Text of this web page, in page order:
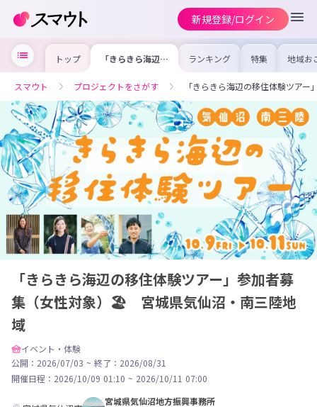
新規登録/ログイン
トップ 「きらきら海辺の
移住体験ツアー」
対象）🏖️ 宮城
県気仙沼・南三陸
地域
ランキング 特集 地域お
の求
を集め
事内容
を比較
合った
けよう
スマウト プロジェクトをさがす 「きらきら海辺の移住体験ツア
「きらきら海辺の移住体験ツアー」参加者募
集（女性対象）🏖️ 宮城県気仙沼・南三陸地
域
イベント・体験
公開：2026/07/03 ~ 終了：2026/08/31
開催日程： 2026/10/09 01:10 ~ 2026/10/11 07:00
宮城県気仙沼地方振興事務所